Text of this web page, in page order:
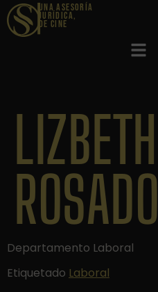
|UNA ASESORÍA
JURÍDICA,
DE CINE​
LIZBETH
ROSADO
Departamento Laboral
Etiquetado Laboral